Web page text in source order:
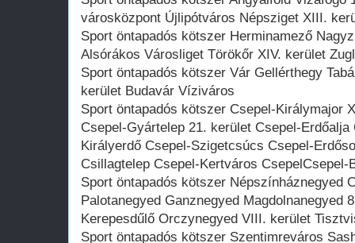
városközpont Újlipótváros Népsziget XIII.
Sport öntapadós kötszer Herminamező
Alsórákos Városliget Törökőr XIV. kerület
Sport öntapadós kötszer Vár Gellérthegy
kerület Budavár Víziváros
Sport öntapadós kötszer Csepel-Királymajor
Csepel-Gyártelep 21. kerület Csepel-
Királyerdő Csepel-Szigetcsúcs Csepel-
Csillagtelep Csepel-Kertváros CsepelCsepel-
Sport öntapadós kötszer Népszínháznegyed
Palotanegyed Ganznegyed Magdolnanegyed
Kerepesdűlő Orczynegyed VIII. kerület
Sport öntapadós kötszer Szentimreváros